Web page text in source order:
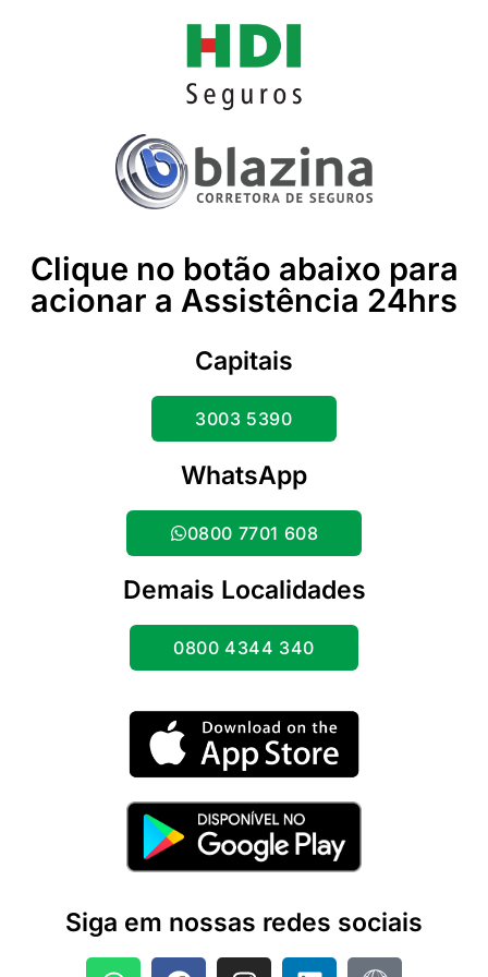
Clique no botão abaixo para
acionar a Assistência 24hrs
Capitais
3003 5390
WhatsApp
0800 7701 608
Demais Localidades
0800 4344 340
Siga em nossas redes sociais